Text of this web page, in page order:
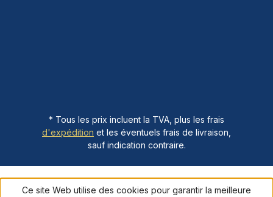
* Tous les prix incluent la TVA, plus les frais
d'expédition et les éventuels frais de livraison,
sauf indication contraire.
Ce site Web utilise des cookies pour garantir la meilleure